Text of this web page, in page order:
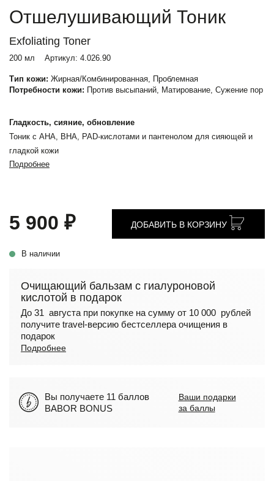
Отшелушивающий Тоник
Exfoliating Toner
200 мл Артикул: 4.026.90
Тип кожи: Жирная/Комбинированная, Проблемная
Потребности кожи: Против высыпаний, Матирование, Сужение пор
Гладкость, сияние, обновление
Тоник с AHA, BHA, PAD-кислотами и пантенолом для сияющей и
гладкой кожи
Подробнее
5 900 ₽
В наличии
ДОБАВИТЬ В КОРЗИНУ
Очищающий бальзам с гиалуроновой
кислотой в подарок
До 31 августа при покупке на сумму от 10 000 рублей
получите travel-версию бестселлера очищения в
подарок
Подробнее
Вы получаете 11 баллов
BABOR BONUS
Ваши подарки
за баллы